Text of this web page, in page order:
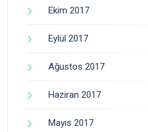
Ekim 2017
Eylül 2017
Ağustos 2017
Haziran 2017
Mayıs 2017